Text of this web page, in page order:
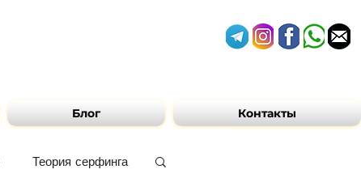
Блог Контакты
Теория серфинга